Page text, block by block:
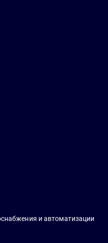
и автоматизации